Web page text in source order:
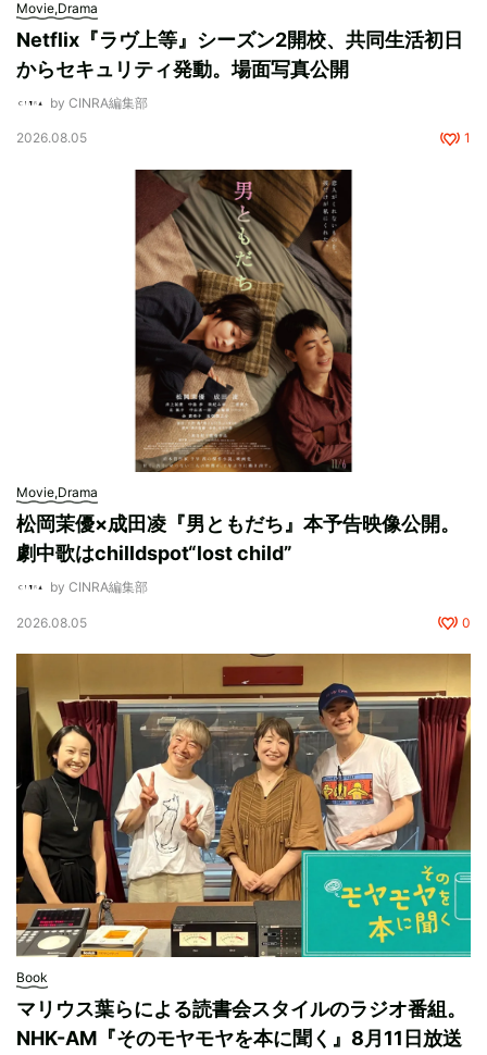
Movie,Drama
Netflix『ラヴ上等』シーズン2開校、共同生活初日
からセキュリティ発動。場面写真公開
by CINRA編集部
2026.08.05 1
Movie,Drama
松岡茉優×成田凌『男ともだち』本予告映像公開。
劇中歌はchilldspot“lost child”
by CINRA編集部
2026.08.05 0
Book
マリウス葉らによる読書会スタイルのラジオ番組。
NHK-AM『そのモヤモヤを本に聞く』8月11日放送